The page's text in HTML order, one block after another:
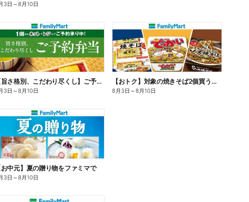
3日 ～8月10日
【旨さ格別、こだわり尽くし】ご予約弁当
3日 ～8月10日
【おトク】対象の焼きそば2個買うと100円引き!
8月3日 ～8月10日
お中元】夏の贈り物をファミマで
3日 ～8月10日